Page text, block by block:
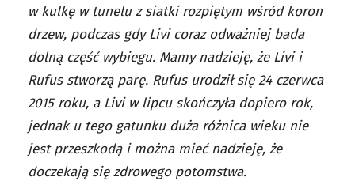
w kulkę w tunelu z siatki rozpiętym wśród koron
drzew, podczas gdy Livi coraz odważniej bada
dolną część wybiegu. Mamy nadzieję, że Livi i
Rufus stworzą parę. Rufus urodził się 24 czerwca
2015 roku, a Livi w lipcu skończyła dopiero rok,
jednak u tego gatunku duża różnica wieku nie
jest przeszkodą i można mieć nadzieję, że
doczekają się zdrowego potomstwa.